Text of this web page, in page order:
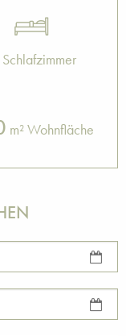
Schlafzimmer
m² Wohnfläche